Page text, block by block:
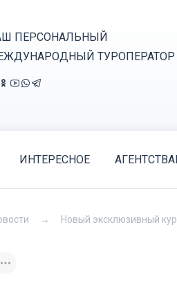
ПЕРСОНАЛЬНЫЙ
ТУРОПЕРАТОР
ИНТЕРЕСНОЕ
Новый эксклюзивный